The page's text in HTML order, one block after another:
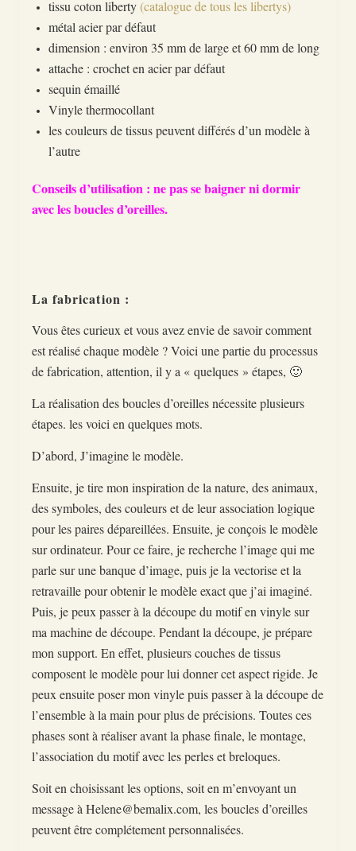
tissu coton liberty (catalogue de tous les libertys)
métal acier par défaut
dimension : environ 35 mm de large et 60 mm de long
attache : crochet en acier par défaut
sequin émaillé
Vinyle thermocollant
les couleurs de tissus peuvent différés d’un modèle à
l’autre
Conseils d’utilisation : ne pas se baigner ni dormir
avec les boucles d’oreilles.
La fabrication :
Vous êtes curieux et vous avez envie de savoir comment
est réalisé chaque modèle ? Voici une partie du processus
de fabrication, attention, il y a « quelques » étapes, 🙂
La réalisation des boucles d’oreilles nécessite plusieurs
étapes. les voici en quelques mots.
D’abord, J’imagine le modèle.
Ensuite, je tire mon inspiration de la nature, des animaux,
des symboles, des couleurs et de leur association logique
pour les paires dépareillées. Ensuite, je conçois le modèle
sur ordinateur. Pour ce faire, je recherche l’image qui me
parle sur une banque d’image, puis je la vectorise et la
retravaille pour obtenir le modèle exact que j’ai imaginé.
Puis, je peux passer à la découpe du motif en vinyle sur
ma machine de découpe. Pendant la découpe, je prépare
mon support. En effet, plusieurs couches de tissus
composent le modèle pour lui donner cet aspect rigide. Je
peux ensuite poser mon vinyle puis passer à la découpe de
l’ensemble à la main pour plus de précisions. Toutes ces
phases sont à réaliser avant la phase finale, le montage,
l’association du motif avec les perles et breloques.
Soit en choisissant les options, soit en m’envoyant un
message à Helene@bemalix.com, les boucles d’oreilles
peuvent être complétement personnalisées.